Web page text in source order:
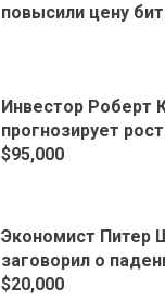
повысили цену
Инвестор Роберт
прогнозирует
$95,000
Экономист Питер
заговорил о
$20,000